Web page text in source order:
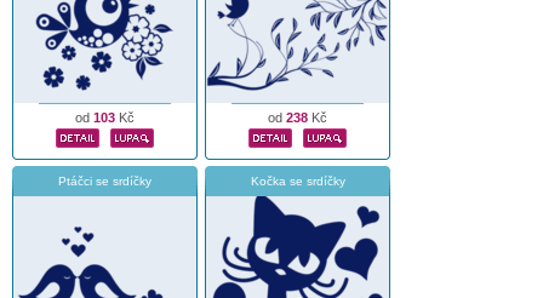
od 103 Kč od 238 Kč
Ptáčci se srdíčky Kočka se srdíčky